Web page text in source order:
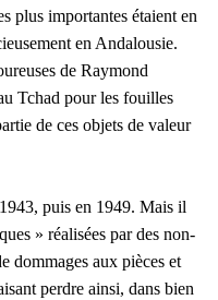
plus importantes étaient en
en Andalousie.
de Raymond
Tchad pour les fouilles
de ces objets de valeur
puis en 1949. Mais il
» réalisées par des non-
dommages aux pièces et
perdre ainsi, dans bien